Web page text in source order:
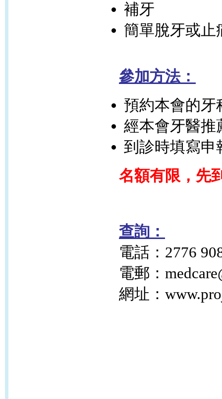
補牙
簡單脫牙或止
參加方法：
預約本會的牙
經本會牙醫推
到診時填寫申
名額有限，先
查詢：
電話：2776
電郵：
網址：